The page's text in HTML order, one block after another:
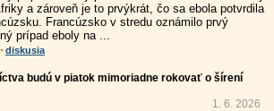
a zároveň je to prvýkrát, čo sa ebola potvrdila
Francúzsko v stredu oznámilo prvý
prípad eboly na ...
diskusia
budú v piatok mimoriadne rokovať o šírení
1. 6. 2026